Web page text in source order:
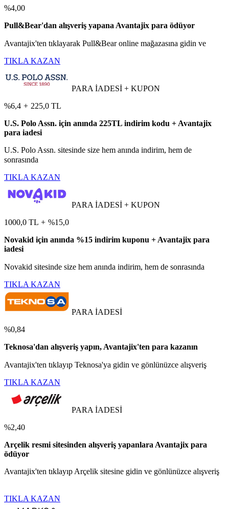
%4,00
Pull&Bear'dan alışveriş yapana Avantajix para ödüyor
Avantajix'ten tıklayarak Pull&Bear online mağazasına gidin ve
TIKLA KAZAN
PARA İADESİ + KUPON
%6,4 + 225,0 TL
U.S. Polo Assn. için anında 225TL indirim kodu + Avantajix
para iadesi
U.S. Polo Assn. sitesinde size hem anında indirim, hem de
sonrasında
TIKLA KAZAN
PARA İADESİ + KUPON
1000,0 TL + %15,0
Novakid için anında %15 indirim kuponu + Avantajix para
iadesi
Novakid sitesinde size hem anında indirim, hem de sonrasında
TIKLA KAZAN
PARA İADESİ
%0,84
Teknosa'dan alışveriş yapın, Avantajix'ten para kazanın
Avantajix'ten tıklayıp Teknosa'ya gidin ve gönlünüzce alışveriş
TIKLA KAZAN
PARA İADESİ
%2,40
Arçelik resmi sitesinden alışveriş yapanlara Avantajix para
ödüyor
Avantajix'ten tıklayıp Arçelik sitesine gidin ve gönlünüzce alışveriş
TIKLA KAZAN